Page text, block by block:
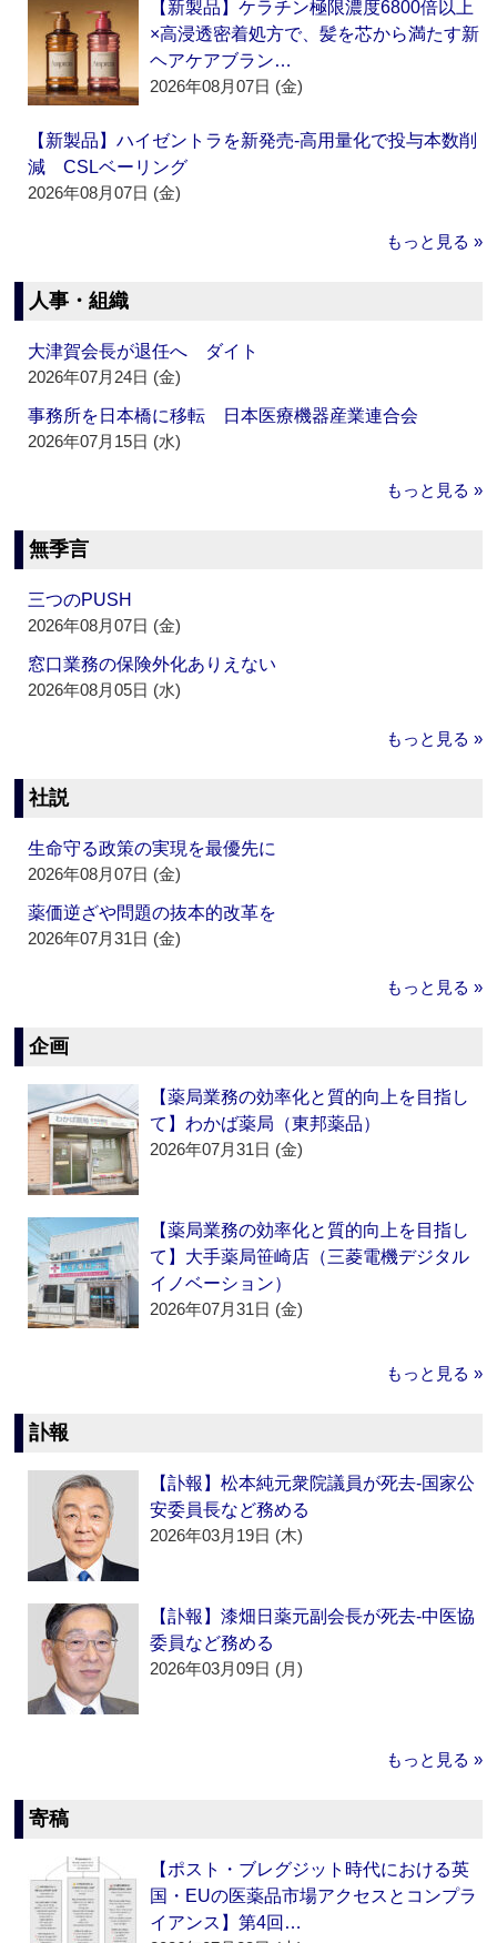
【新製品】ケラチン極限濃度6800倍以上
×高浸透密着処方で、髪を芯から満たす新
ヘアケアブラン…
2026年08月07日 (金)
【新製品】ハイゼントラを新発売‐高用量化で投与本数削
減 CSLベーリング
2026年08月07日 (金)
もっと見る »
人事・組織
大津賀会長が退任へ ダイト
2026年07月24日 (金)
事務所を日本橋に移転 日本医療機器産業連合会
2026年07月15日 (水)
もっと見る »
無季言
三つのPUSH
2026年08月07日 (金)
窓口業務の保険外化ありえない
2026年08月05日 (水)
もっと見る »
社説
生命守る政策の実現を最優先に
2026年08月07日 (金)
薬価逆ざや問題の抜本的改革を
2026年07月31日 (金)
もっと見る »
企画
【薬局業務の効率化と質的向上を目指し
て】わかば薬局（東邦薬品）
2026年07月31日 (金)
【薬局業務の効率化と質的向上を目指し
て】大手薬局笹崎店（三菱電機デジタル
イノベーション）
2026年07月31日 (金)
もっと見る »
訃報
【訃報】松本純元衆院議員が死去‐国家公
安委員長など務める
2026年03月19日 (木)
【訃報】漆畑日薬元副会長が死去‐中医協
委員など務める
2026年03月09日 (月)
もっと見る »
寄稿
【ポスト・ブレグジット時代における英
国・EUの医薬品市場アクセスとコンプラ
イアンス】第4回…